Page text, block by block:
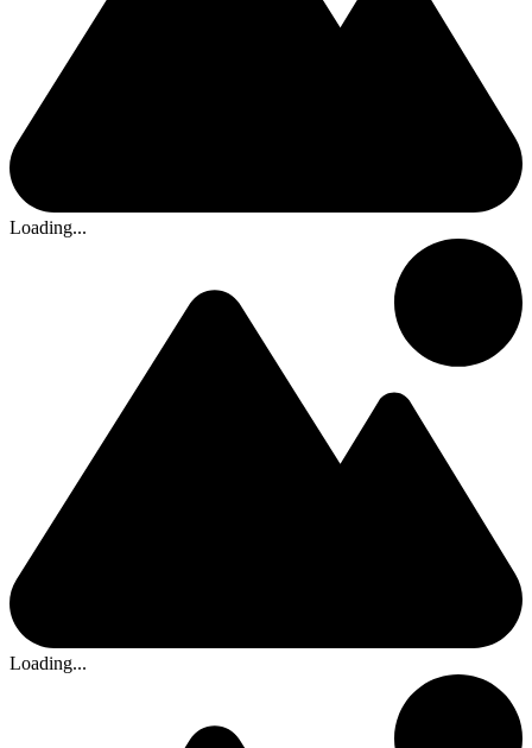
Loading...
Loading...